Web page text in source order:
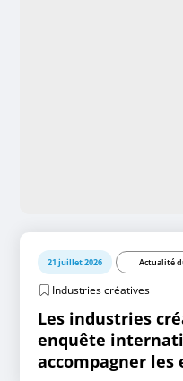
21 juillet 2026 Actualité
Industries créatives
Les industries
enquête
accompagner